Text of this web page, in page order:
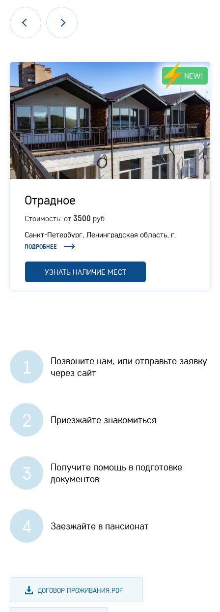
NEW!
Отрадное
Стоимость: от 3500 руб.
Санкт-Петербург, Ленинградская область, г.
Отрадное, Ленинградское шоссе, 1/1
ПОДРОБНЕЕ
УЗНАТЬ НАЛИЧИЕ МЕСТ
1
Позвоните нам, или отправьте заявку
через сайт
2 Приезжайте знакомиться
3
Получите помощь в подготовке
документов
4 Заезжайте в пансионат
ДОГОВОР ПРОЖИВАНИЯ.PDF